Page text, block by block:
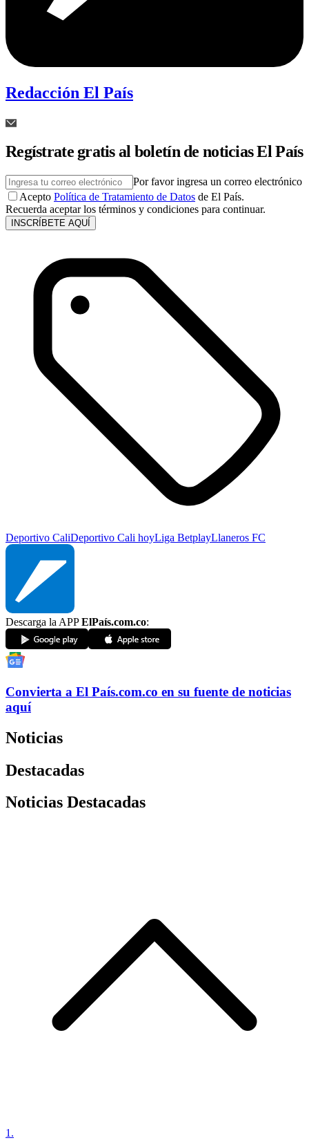
Redacción El País
Regístrate gratis al boletín de noticias El País
Por favor ingresa un correo electrónico
Acepto Política de Tratamiento de Datos de El País.
Recuerda aceptar los términos y condiciones para continuar.
INSCRÍBETE AQUÍ
Deportivo CaliDeportivo Cali hoyLiga BetplayLlaneros FC
Descarga la APPElPaís.com.co:
Convierta a El País.com.co en su fuente de noticias
aquí
Noticias
Destacadas
Noticias Destacadas
1 .